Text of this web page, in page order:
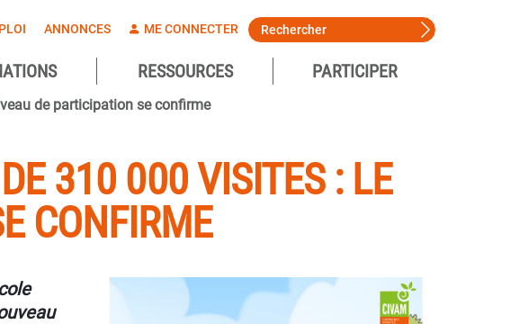
ANNONCES ME CONNECTER
RESSOURCES PARTICIPER
de participation se confirme
310 000 VISITES : LE
CONFIRME